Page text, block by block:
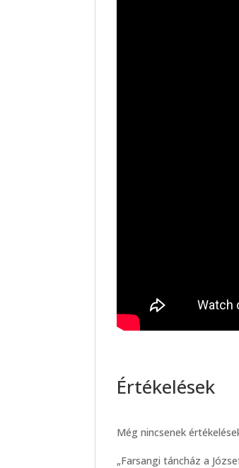
Értékelések
Még nincsenek
„Farsangi táncház a